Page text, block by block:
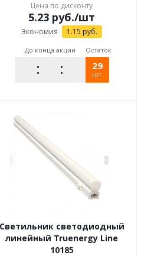
Цена по дисконту
5.23 руб./шт
Экономия 1.15 руб.
До конца акции Остаток
29
шт.
Светильник светодиодный
линейный Truenergy Line
10185